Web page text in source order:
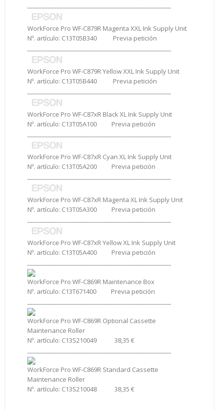
WorkForce Pro WF-C879R Magenta XXL Ink Supply Unit
Nº. artículo: C13T05B340 Previa petición
WorkForce Pro WF-C879R Yellow XXL Ink Supply Unit
Nº. artículo: C13T05B440 Previa petición
WorkForce Pro WF-C87xR Black XL Ink Supply Unit
Nº. artículo: C13T05A100 Previa petición
WorkForce Pro WF-C87xR Cyan XL Ink Supply Unit
Nº. artículo: C13T05A200 Previa petición
WorkForce Pro WF-C87xR Magenta XL Ink Supply Unit
Nº. artículo: C13T05A300 Previa petición
WorkForce Pro WF-C87xR Yellow XL Ink Supply Unit
Nº. artículo: C13T05A400 Previa petición
WorkForce Pro WF-C869R Maintenance Box
Nº. artículo: C13T671400 Previa petición
WorkForce Pro WF-C869R Optional Cassette
Maintenance Roller
Nº. artículo: C13S210049 38,35 €
WorkForce Pro WF-C869R Standard Cassette
Maintenance Roller
Nº. artículo: C13S210048 38,35 €